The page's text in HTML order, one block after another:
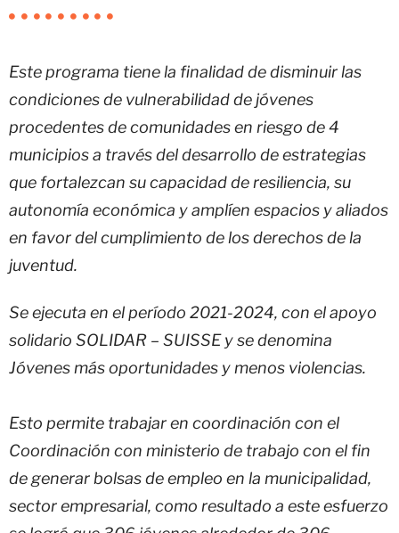
Este programa tiene la finalidad de disminuir las
condiciones de vulnerabilidad de jóvenes
procedentes de comunidades en riesgo de 4
municipios a través del desarrollo de estrategias
que fortalezcan su capacidad de resiliencia, su
autonomía económica y amplíen espacios y aliados
en favor del cumplimiento de los derechos de la
juventud.
Se ejecuta en el período 2021-2024, con el apoyo
solidario SOLIDAR – SUISSE y se denomina
Jóvenes más oportunidades y menos violencias.
Esto permite trabajar en coordinación con el
Coordinación con ministerio de trabajo con el fin
de generar bolsas de empleo en la municipalidad,
sector empresarial, como resultado a este esfuerzo